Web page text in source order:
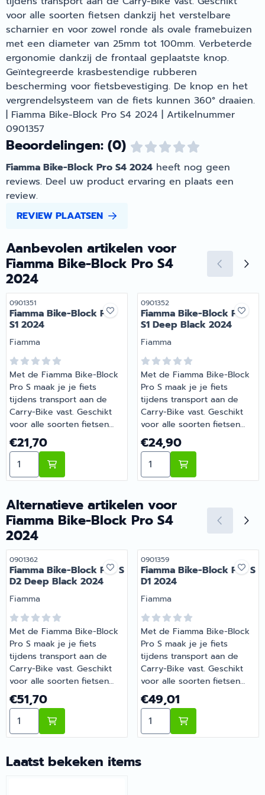
voor alle soorten fietsen dankzij het verstelbare
scharnier en voor zowel ronde als ovale framebuizen
met een diameter van 25mm tot 100mm. Verbeterde
ergonomie dankzij de frontaal geplaatste knop.
Geïntegreerde krasbestendige rubberen
bescherming voor fietsbevestiging. De knop en het
vergrendelsysteem van de fiets kunnen 360° draaien.
| Fiamma Bike-Block Pro S4 2024 | Artikelnummer
0901357
Beoordelingen: (0)
Fiamma Bike-Block Pro S4 2024 heeft nog geen
reviews. Deel uw product ervaring en plaats een
review.
REVIEW PLAATSEN
Aanbevolen artikelen voor
Fiamma Bike-Block Pro S4
2024
Artikelnummer
0901351
Fiamma Bike-Block Pro
S1 2024
Merk:
Fiamma
Met de Fiamma Bike-Block
Pro S maak je je fiets
tijdens transport aan de
Carry-Bike vast. Geschikt
voor alle soorten fietsen
dankzij het verstelbare
scharnier en voor zowel
ronde als ovale framebuizen
met een diameter van
Verbeterde ergonomie
dankzij de frontaal
geplaatste knop.
Geïntegreerde
krasbestendige rubberen
bescherming voor
fietsbevestiging. De knop
en het vergrendelsysteem
van de fiets kunnen 360°
draaien. | Fiamma Bike-
Block Pro S1 2024 |
Artikelnummer 0901351
Prijs: 21,70
€21,70
Aantal kiezen voor Fiamma Bike-Block Pro S1 2024
Artikelnummer
0901352
Fiamma Bike-Block Pro
S1 Deep Black 2024
Merk:
Fiamma
Met de Fiamma Bike-Block
Pro S maak je je fiets
tijdens transport aan de
Carry-Bike vast. Geschikt
voor alle soorten fietsen
dankzij het verstelbare
scharnier en voor zowel
ronde als ovale framebuizen
met een diameter van
dankzij de frontaal
geplaatste knop.
krasbestendige rubberen
bescherming voor
fietsbevestiging. De knop
en het vergrendelsysteem
van de fiets kunnen 360°
draaien. | Fiamma Bike-
Block Pro S1 Deep Black
2024 | Artikelnummer
0901352
Prijs: 24,90
€24,90
Aantal kiezen voor
Alternatieve artikelen voor
Fiamma Bike-Block Pro S4
2024
Artikelnummer
0901362
Fiamma Bike-Block Pro S
D2 Deep Black 2024
Merk:
Fiamma
Met de Fiamma Bike-Block
Pro S maak je je fiets
tijdens transport aan de
Carry-Bike vast. Geschikt
voor alle soorten fietsen
dankzij het verstelbare
scharnier en voor zowel
ronde als ovale framebuizen
met een diameter van
Verbeterde ergonomie
dankzij de frontaal
Prijs: 51,70
€51,70
Aantal kiezen voor Fiamma Bike-Block Pro S D2 Deep
Artikelnummer
0901359
Fiamma Bike-Block Pro S
D1 2024
Merk:
Fiamma
Met de Fiamma Bike-Block
Pro S maak je je fiets
tijdens transport aan de
Carry-Bike vast. Geschikt
voor alle soorten fietsen
dankzij het verstelbare
scharnier en voor zowel
ronde als ovale framebuizen
met een diameter van
dankzij de frontaal
Prijs: 49,01
€49,01
Aantal kiezen voor
Laatst bekeken items